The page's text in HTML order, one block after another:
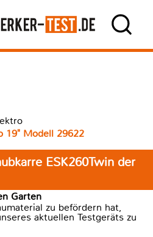
19" Modell 29622
ESK260Twin der
Garten
zu befördern hat,
aktuellen Testgeräts zu